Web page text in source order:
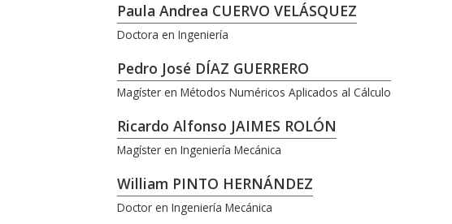
Paula Andrea CUERVO VELÁSQUEZ
Doctora en Ingeniería
Pedro José DÍAZ GUERRERO
Magíster en Métodos Numéricos Aplicados al Cálculo
Ricardo Alfonso JAIMES ROLÓN
Magíster en Ingeniería Mecánica
William PINTO HERNÁNDEZ
Doctor en Ingeniería Mecánica